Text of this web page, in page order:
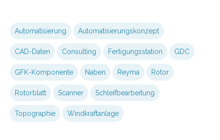
Automatisierung Automatisierungskonzept
CAD-Daten Consulting Fertigungsstation GDC
GFK-Komponente Naben Reyma Rotor
Rotorblatt Scanner Schleifbearbeitung
Topographie Windkraftanlage